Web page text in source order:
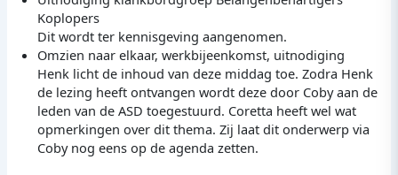
Koplopers
Dit wordt ter kennisgeving aangenomen.
Omzien naar elkaar, werkbijeenkomst, uitnodiging
Henk licht de inhoud van deze middag toe. Zodra Henk
de lezing heeft ontvangen wordt deze door Coby aan de
leden van de ASD toegestuurd. Coretta heeft wel wat
opmerkingen over dit thema. Zij laat dit onderwerp via
Coby nog eens op de agenda zetten.